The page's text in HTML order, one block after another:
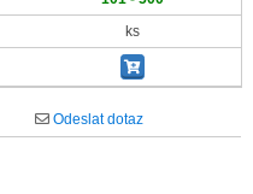
ks
Odeslat dotaz